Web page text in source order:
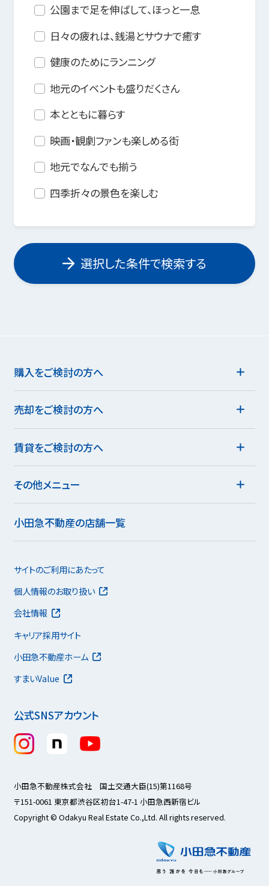
公園まで足を伸ばして、ほっと一息
日々の疲れは、銭湯とサウナで癒す
健康のためにランニング
地元のイベントも盛りだくさん
本とともに暮らす
映画・観劇ファンも楽しめる街
地元でなんでも揃う
四季折々の景色を楽しむ
選択した条件で検索する
購入をご検討の方へ
売却をご検討の方へ
賃貸をご検討の方へ
その他メニュー
小田急不動産の店舗一覧
公式SNSアカウント
サイトのご利用にあたって
個人情報のお取り扱い
会社情報
キャリア採用サイト
小田急不動産ホーム
すまいValue
小田急不動産株式会社 国土交通大臣(15)第1168号
〒151-0061 東京都渋谷区初台1-47-1 小田急西新宿ビル
Copyright © Odakyu Real Estate Co.,Ltd. All rights reserved.